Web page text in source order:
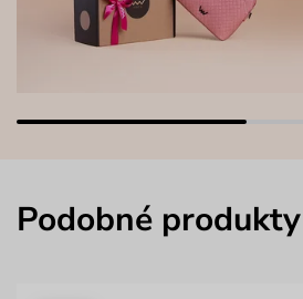
Podobné produkty